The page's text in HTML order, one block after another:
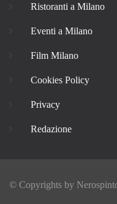
Ristoranti a Milano
Eventi a Milano
Film Milano
Cookies Policy
Privacy
Redazione
© Copyrights by